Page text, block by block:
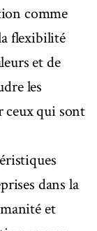
comme
flexibilité
et de
les
ceux qui sont
dans la
et